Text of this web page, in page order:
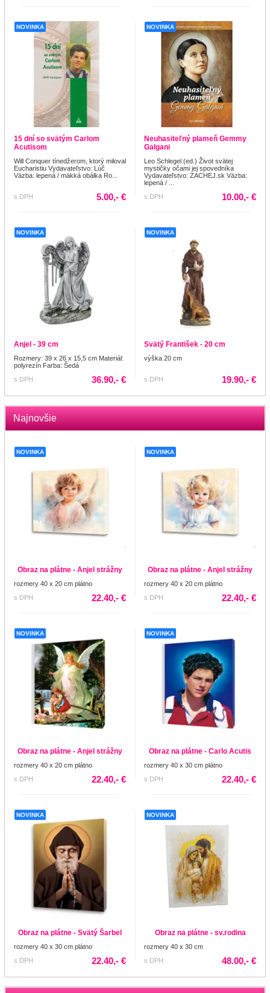
NOVINKA
15 dní so svätým Carlom
Acutisom
Will Conquer tínedžerom, ktorý miloval
Eucharistiu Vydavateľstvo: Lúč
Väzba: lepená / mäkká obálka Ro...
s DPH 5.00,- €
NOVINKA
Neuhasiteľný plameň Gemmy
Galgani
Leo Schlegel (ed.) Život svätej
mystičky očami jej spovedníka
Vydavateľstvo: ZACHEJ.sk Väzba:
lepená / ...
s DPH
10.00,- €
NOVINKA
Anjel - 39 cm
Rozmery: 39 x 26 x 15,5 cm Materiál:
polyrezín Farba: Šedá
s DPH
36.90,- €
NOVINKA
Svätý František - 20 cm
výška 20 cm
s DPH 19.90,- €
Najnovšie
NOVINKA
Obraz na plátne - Anjel strážny
rozmery 40 x 20 cm plátno
s DPH
22.40,- €
NOVINKA
Obraz na plátne - Anjel strážny
rozmery 40 x 20 cm plátno
s DPH
22.40,- €
NOVINKA
Obraz na plátne - Anjel strážny
rozmery 40 x 20 cm plátno
s DPH
22.40,- €
NOVINKA
Obraz na plátne - Carlo Acutis
rozmery 40 x 30 cm plátno
s DPH
22.40,- €
NOVINKA
Obraz na plátne - Svätý Šarbel
rozmery 40 x 30 cm plátno
s DPH
22.40,- €
NOVINKA
Obraz na plátne - sv.rodina
rozmery 40 x 30 cm
s DPH
48.00,- €